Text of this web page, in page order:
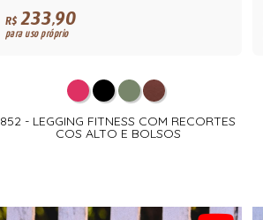
R$233,90
para uso próprio
852 - LEGGING FITNESS COM RECORTES
COS ALTO E BOLSOS